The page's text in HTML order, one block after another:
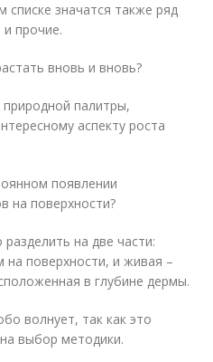
списке значатся также ряд
прочие.
вновь и вновь?
палитры,
аспекту роста
появлении
на поверхности?
на две части:
поверхности, и живая –
в глубине дермы.
волнует, так как это
выбор методики.